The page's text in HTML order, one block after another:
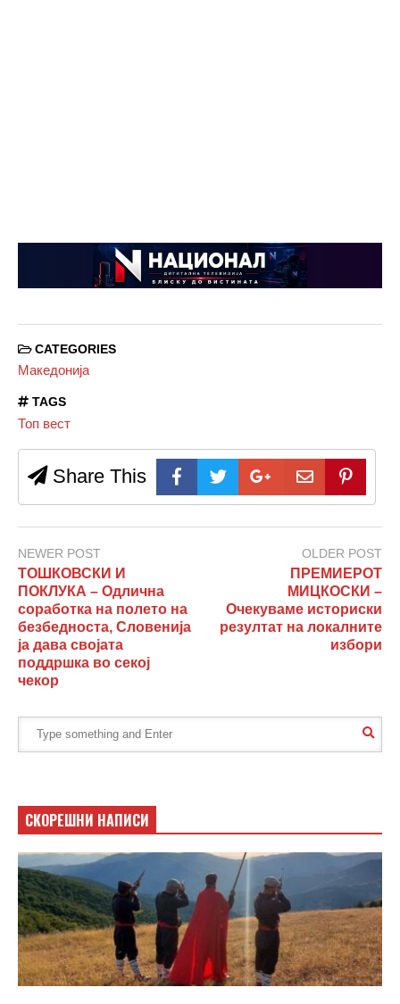
CATEGORIES
Македонија
TAGS
Топ вест
Share This
NEWER POST
ТОШКОВСКИ И
ПОКЛУКА – Одлична
соработка на полето на
безбедноста, Словенија
ја дава својата
поддршка во секој
чекор
OLDER POST
ПРЕМИЕРОТ
МИЦКОСКИ –
Очекуваме историски
резултат на локалните
избори
СКОРЕШНИ НАПИСИ